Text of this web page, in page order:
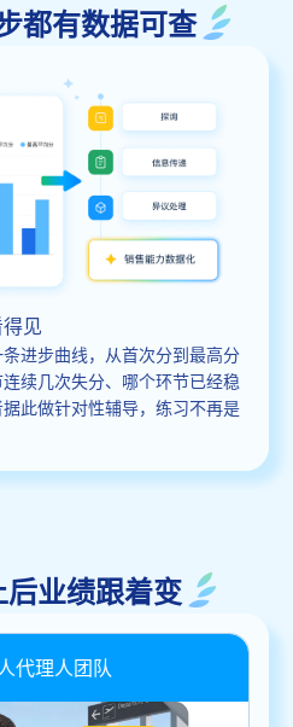
都有数据可查
见
进步曲线，从首次分到最高分
续几次失分、哪个环节已经稳
此做针对性辅导，练习不再是
业绩跟着变
代理人团队